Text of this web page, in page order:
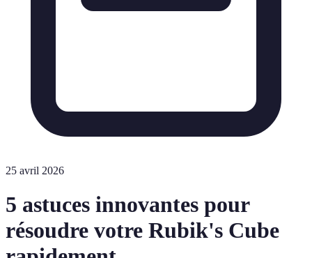
25 avril 2026
5 astuces innovantes pour
résoudre votre Rubik's Cube